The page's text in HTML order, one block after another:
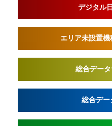
デジタル
エリア未設置機
総合デー
総合デー